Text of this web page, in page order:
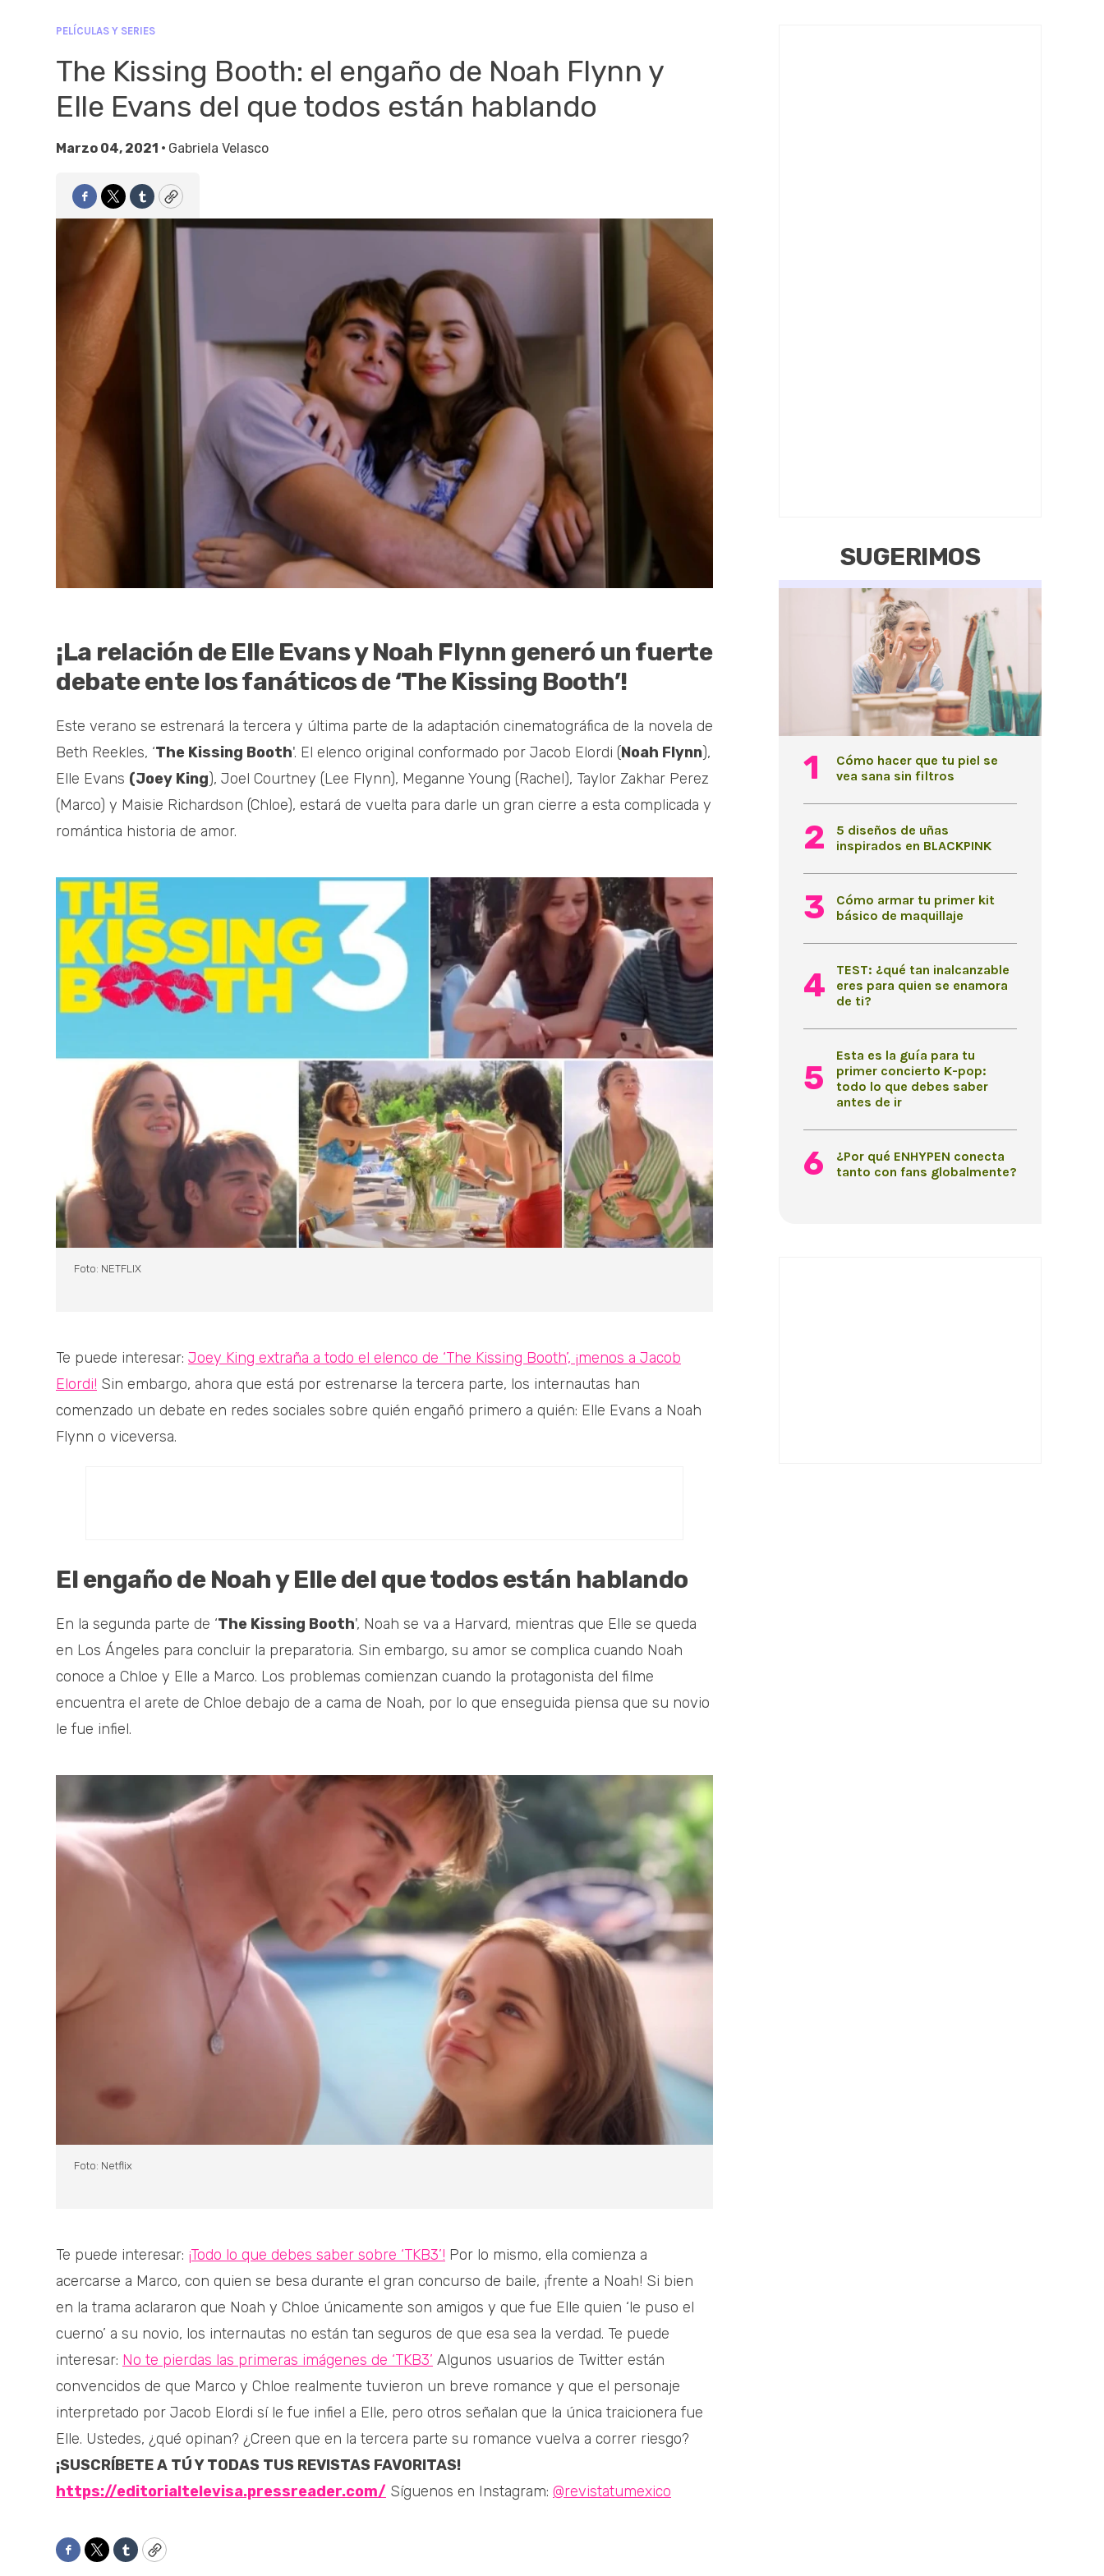
PELÍCULAS Y SERIES
The Kissing Booth: el engaño de Noah Flynn y
Elle Evans del que todos están hablando
Marzo 04, 2021 • Gabriela Velasco
Facebook
TwitterTumblrCopy
¡La relación de Elle Evans y Noah Flynn generó un fuerte
debate ente los fanáticos de ‘The Kissing Booth’!
Este verano se estrenará la tercera y última parte de la adaptación cinematográfica de la novela de
Beth Reekles, ‘The Kissing Booth'. El elenco original conformado por Jacob Elordi (Noah Flynn),
Elle Evans (Joey King), Joel Courtney (Lee Flynn), Meganne Young (Rachel), Taylor Zakhar Perez
(Marco) y Maisie Richardson (Chloe), estará de vuelta para darle un gran cierre a esta complicada y
romántica historia de amor.
Foto: NETFLIX
Te puede interesar: Joey King extraña a todo el elenco de ‘The Kissing Booth’, ¡menos a Jacob
Elordi! Sin embargo, ahora que está por estrenarse la tercera parte, los internautas han
comenzado un debate en redes sociales sobre quién engañó primero a quién: Elle Evans a Noah
Flynn o viceversa.
El engaño de Noah y Elle del que todos están hablando
En la segunda parte de ‘The Kissing Booth', Noah se va a Harvard, mientras que Elle se queda
en Los Ángeles para concluir la preparatoria. Sin embargo, su amor se complica cuando Noah
conoce a Chloe y Elle a Marco. Los problemas comienzan cuando la protagonista del filme
encuentra el arete de Chloe debajo de a cama de Noah, por lo que enseguida piensa que su novio
le fue infiel.
Foto: Netflix
Te puede interesar: ¡Todo lo que debes saber sobre ‘TKB3’! Por lo mismo, ella comienza a
acercarse a Marco, con quien se besa durante el gran concurso de baile, ¡frente a Noah! Si bien
en la trama aclararon que Noah y Chloe únicamente son amigos y que fue Elle quien ‘le puso el
cuerno’ a su novio, los internautas no están tan seguros de que esa sea la verdad. Te puede
interesar: No te pierdas las primeras imágenes de ‘TKB3’ Algunos usuarios de Twitter están
convencidos de que Marco y Chloe realmente tuvieron un breve romance y que el personaje
interpretado por Jacob Elordi sí le fue infiel a Elle, pero otros señalan que la única traicionera fue
Elle. Ustedes, ¿qué opinan? ¿Creen que en la tercera parte su romance vuelva a correr riesgo?
¡SUSCRÍBETE A TÚ Y TODAS TUS REVISTAS FAVORITAS!
https://editorialtelevisa.pressreader.com/ Síguenos en Instagram: @revistatumexico
Facebook
TwitterTumblrCopy
SUGERIMOS
Cómo hacer que tu piel se
vea sana sin filtros
5 diseños de uñas
inspirados en BLACKPINK
Cómo armar tu primer kit
básico de maquillaje
TEST: ¿qué tan inalcanzable
eres para quien se enamora
de ti?
Esta es la guía para tu
primer concierto K-pop:
todo lo que debes saber
antes de ir
¿Por qué ENHYPEN conecta
tanto con fans globalmente?